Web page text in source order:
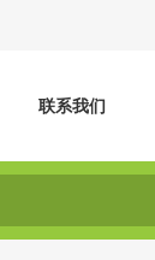
联系我们